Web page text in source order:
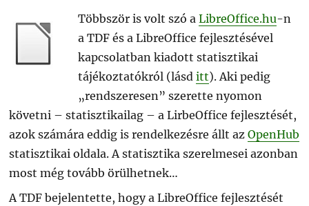
Többször is volt szó aLibreOffice.hu-n
a TDF és a LibreOffice fejlesztésével
kapcsolatban kiadott statisztikai
tájékoztatókról (lásditt). Aki pedig
„rendszeresen” szerette nyomon
követni – statisztikailag – a LirbeOffice fejlesztését,
azok számára eddig is rendelkezésre állt azOpenHub
statisztikai oldala. A statisztika szerelmesei azonban
most még tovább örülhetnek…
A TDF bejelentette, hogy a LibreOffice fejlesztését